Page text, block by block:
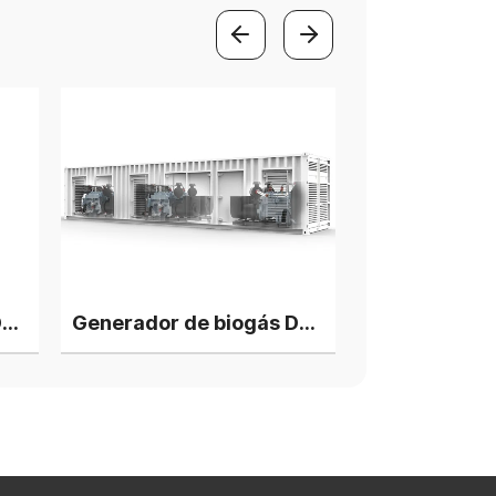
Generador de biogás Deutz HC12V132 de 450 kW, máquina individual Generador de biogás Deutz V12 de 1350 kW, 3 unidades en paralelo